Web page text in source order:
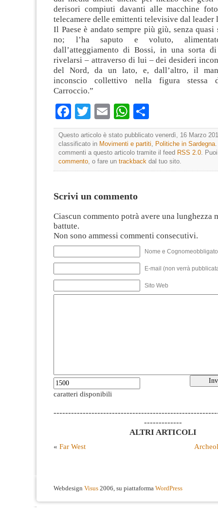
derisori compiuti davanti alle macchine
telecamere delle emittenti televisive dal leader
Il Paese è andato sempre più giù, senza quasi
no; l’ha saputo e voluto,
dall’atteggiamento di Bossi, in una sorta
rivelarsi – attraverso di lui – dei desideri
del Nord, da un lato, e, dall’altro, il
inconscio collettivo nella figura stessa
Carroccio.”
Facebook
TwitterEmailWhatsApp
Questo articolo è stato pubblicato venerdì, 16 Marzo
classificato in Movimenti e partiti Politiche in Sardegna
commenti a questo articolo tramite il feed RSS 2.0 .
commento , o fare un trackback dal tuo sito.
Scrivi un commento
Ciascun commento potrà avere una lunghezza
battute.
Non sono ammessi commenti consecutivi.
Nome e
E-mail (non verrà
Sito Web
caratteri disponibili
-------------
ALTRI ARTICOLI
« Far West
Webdesign Visus 2006, su piattaforma WordPress